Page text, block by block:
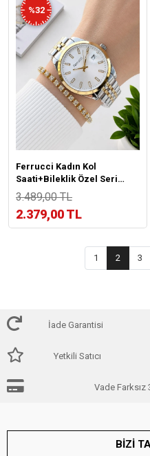
%32
Ferrucci Kadın Kol
Saati+Bileklik Özel Seri
Çelik Kordon Kararma Renk
Atma Yapmaz BİLEKTE.F.07.2
3.489,00 TL
2.379,00 TL
1 2 3
İade Garantisi
Yetkili Satıcı
Vade Farksız
BİZİ